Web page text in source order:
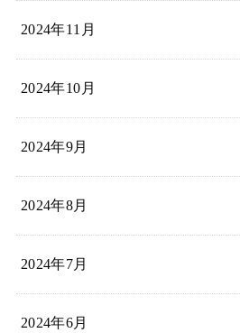
2024年11月
2024年10月
2024年9月
2024年8月
2024年7月
2024年6月